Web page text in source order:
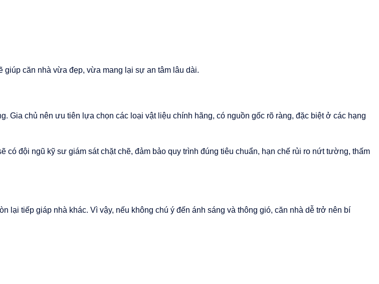
căn nhà vừa đẹp, vừa mang lại sự an tâm lâu dài.
Gia chủ nên ưu tiên lựa chọn các loại vật liệu chính hãng, có nguồn gốc rõ ràng, đặc biệt ở các hạng
có đội ngũ kỹ sư giám sát chặt chẽ, đảm bảo quy trình đúng tiêu chuẩn, hạn chế rủi ro nứt tường, thấm
tiếp giáp nhà khác. Vì vậy, nếu không chú ý đến ánh sáng và thông gió, căn nhà dễ trở nên bí